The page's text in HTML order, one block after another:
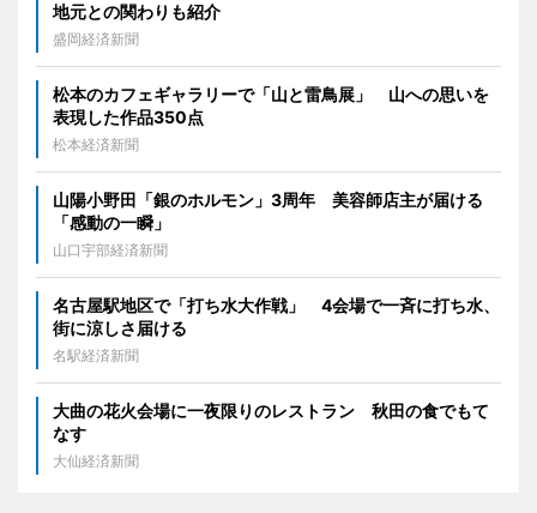
地元との関わりも紹介
盛岡経済新聞
松本のカフェギャラリーで「山と雷鳥展」 山への思いを
表現した作品350点
松本経済新聞
山陽小野田「銀のホルモン」3周年 美容師店主が届ける
「感動の一瞬」
山口宇部経済新聞
名古屋駅地区で「打ち水大作戦」 4会場で一斉に打ち水、
街に涼しさ届ける
名駅経済新聞
大曲の花火会場に一夜限りのレストラン 秋田の食でもて
なす
大仙経済新聞